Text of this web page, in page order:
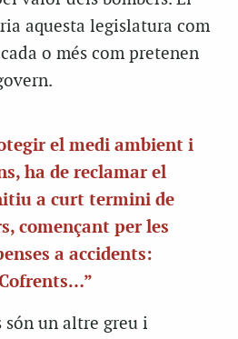
aquesta legislatura com
o més com pretenen
el medi ambient i
ha de reclamar el
a curt termini de
començant per les
a accidents:
són un altre greu i